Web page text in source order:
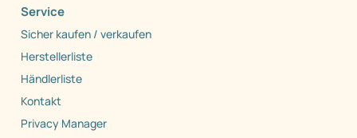
Service
Sicher kaufen / verkaufen
Herstellerliste
Händlerliste
Kontakt
Privacy Manager